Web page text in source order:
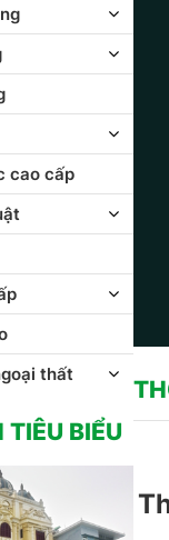
cao cấp
thất
TIÊU BIỂU